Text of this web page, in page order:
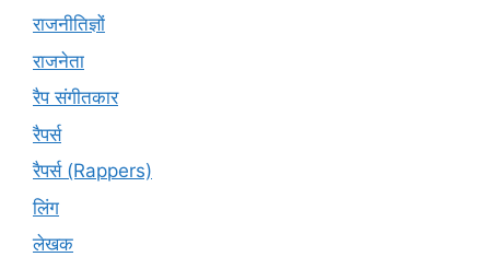
राजनीतिज्ञों
राजनेता
रैप संगीतकार
रैपर्स
रैपर्स (Rappers)
लिंग
लेखक